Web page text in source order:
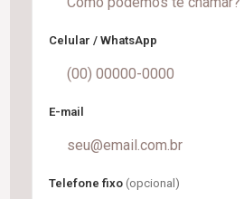
Celular / WhatsApp
E-mail
Telefone fixo (opcional)